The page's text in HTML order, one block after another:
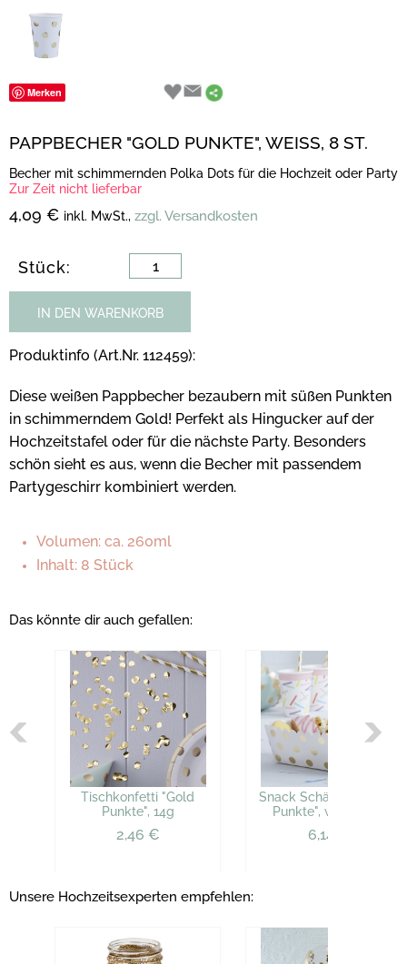
Merken
PAPPBECHER "GOLD PUNKTE", WEISS, 8 ST.
Becher mit schimmernden Polka Dots für die Hochzeit oder Party
Zur Zeit nicht lieferbar
4,09 € inkl. MwSt., zzgl. Versandkosten
Stück:
IN DEN WARENKORB
Produktinfo (Art.Nr. 112459):
Diese weißen Pappbecher bezaubern mit süßen Punkten
in schimmerndem Gold! Perfekt als Hingucker auf der
Hochzeitstafel oder für die nächste Party. Besonders
schön sieht es aus, wenn die Becher mit passendem
Partygeschirr kombiniert werden.
Volumen: ca. 260ml
Inhalt: 8 Stück
Das könnte dir auch gefallen:
Tischkonfetti "Gold
Punkte", 14g
2,46 €
Snack Schälchen "Gold
Punkte", weiß, 5 St.
6,14 €
Unsere Hochzeitsexperten empfehlen: